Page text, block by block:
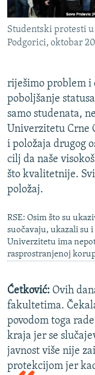
Studentski protesti u
Podgorici, oktobar
riješimo problem i
poboljšanje
samo studenata,
Univerzitetu Crne
i položaja drugog
cilj da naše
što kvalitetnije.
položaj.
RSE: Osim što su
suočavaju, ukazali su
Univerzitetu ima
rasprostranjenoj
Ćetković: Ovih
fakultetima.
povodom toga
kraja jer se
javnost više nije
protekcijom jer